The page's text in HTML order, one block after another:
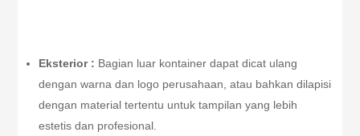
Eksterior : Bagian luar kontainer dapat dicat ulang
dengan warna dan logo perusahaan, atau bahkan dilapisi
dengan material tertentu untuk tampilan yang lebih
estetis dan profesional.